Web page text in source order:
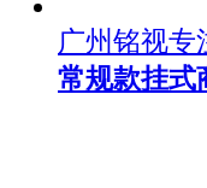
广州铭视专
常规款挂式